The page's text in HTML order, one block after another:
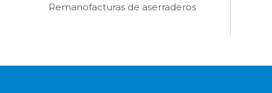
Remanofacturas de aserraderos